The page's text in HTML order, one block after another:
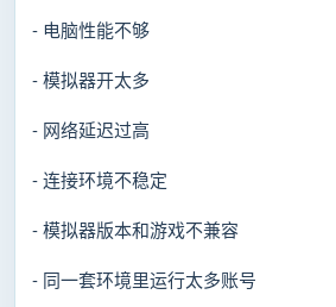
- 电脑性能不够
- 模拟器开太多
- 网络延迟过高
- 连接环境不稳定
- 模拟器版本和游戏不兼容
- 同一套环境里运行太多账号